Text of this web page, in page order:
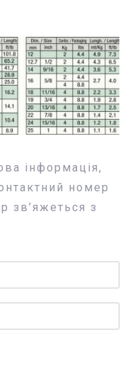
інформація,
номер
зв’яжеться з